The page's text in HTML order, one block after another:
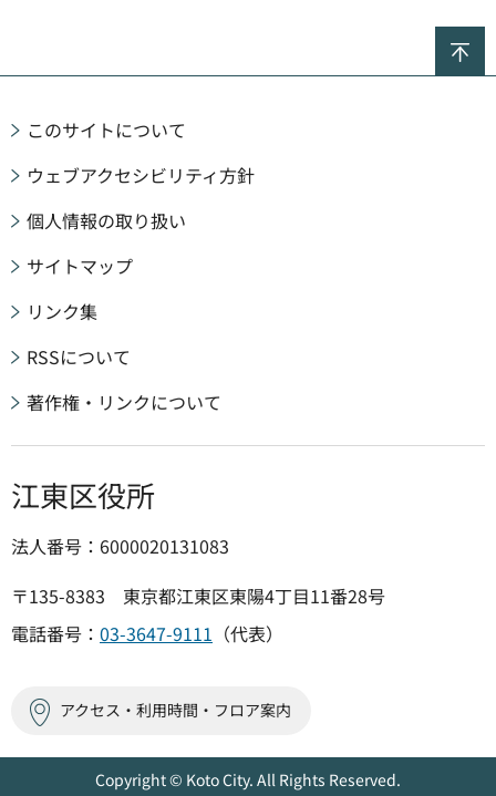
このサイトについて
ウェブアクセシビリティ方針
個人情報の取り扱い
サイトマップ
リンク集
RSSについて
著作権・リンクについて
江東区役所
法人番号：6000020131083
〒135-8383 東京都江東区東陽4丁目11番28号
電話番号： 03-3647-9111 （代表）
アクセス・利用時間・フロア案内
Copyright © Koto City. All Rights Reserved.